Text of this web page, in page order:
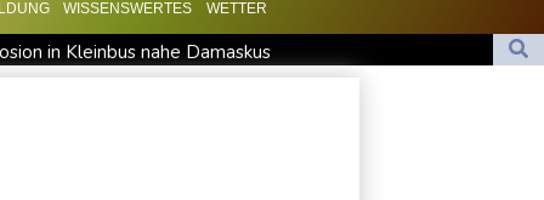
WISSENSWERTES WETTER
in Kleinbus nahe Damaskus
nach nur einem Tag gebrochen